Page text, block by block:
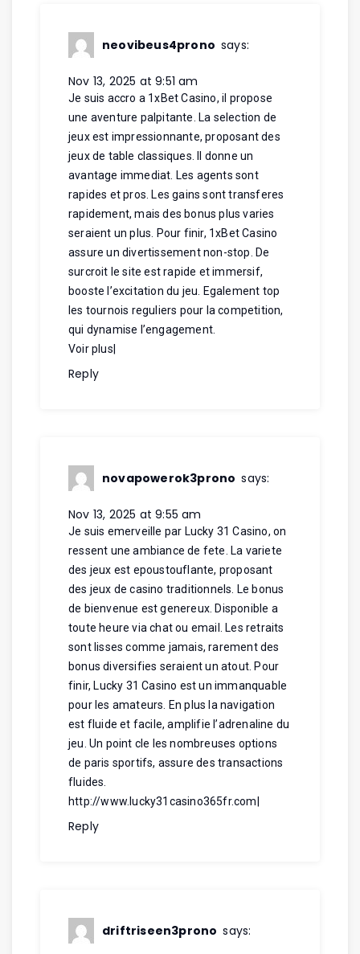
neovibeus4prono says:
Nov 13, 2025 at 9:51 am
Je suis accro a 1xBet Casino, il propose
une aventure palpitante. La selection de
jeux est impressionnante, proposant des
jeux de table classiques. Il donne un
avantage immediat. Les agents sont
rapides et pros. Les gains sont transferes
rapidement, mais des bonus plus varies
seraient un plus. Pour finir, 1xBet Casino
assure un divertissement non-stop. De
surcroit le site est rapide et immersif,
booste l’excitation du jeu. Egalement top
les tournois reguliers pour la competition,
qui dynamise l’engagement.
Voir plus
Reply
novapowerok3prono says:
Nov 13, 2025 at 9:55 am
Je suis emerveille par Lucky 31 Casino, on
ressent une ambiance de fete. La variete
des jeux est epoustouflante, proposant
des jeux de casino traditionnels. Le bonus
de bienvenue est genereux. Disponible a
toute heure via chat ou email. Les retraits
sont lisses comme jamais, rarement des
bonus diversifies seraient un atout. Pour
finir, Lucky 31 Casino est un immanquable
pour les amateurs. En plus la navigation
est fluide et facile, amplifie l’adrenaline du
jeu. Un point cle les nombreuses options
de paris sportifs, assure des transactions
fluides.
http://www.lucky31casino365fr.com
Reply
driftriseen3prono says: